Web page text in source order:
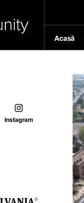
Acasă
Instagram